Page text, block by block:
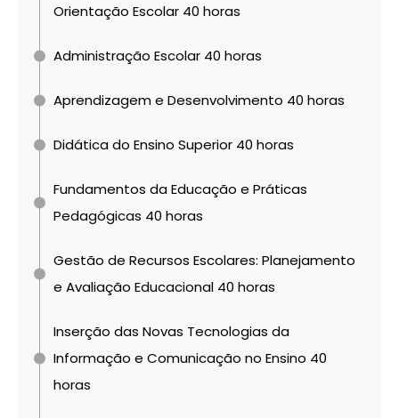
Orientação Escolar 40 horas
Administração Escolar 40 horas
Aprendizagem e Desenvolvimento 40 horas
Didática do Ensino Superior 40 horas
Fundamentos da Educação e Práticas
Pedagógicas 40 horas
Gestão de Recursos Escolares: Planejamento
e Avaliação Educacional 40 horas
Inserção das Novas Tecnologias da
Informação e Comunicação no Ensino 40
horas